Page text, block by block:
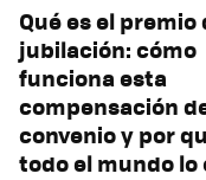
Qué es el premio
jubilación: cómo
funciona esta
compensación
convenio y por
todo el mundo lo